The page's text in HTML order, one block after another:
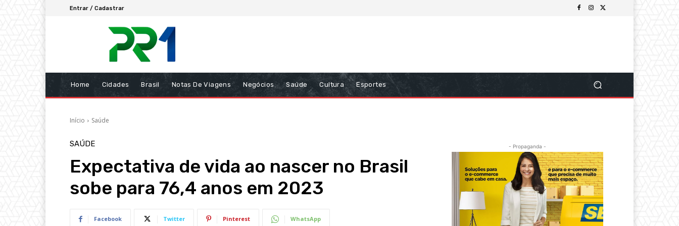
Entrar / Cadastrar
Home Cidades Brasil Notas De Viagens Negócios Saúde Cultura Esportes
Início Saúde
SAÚDE
Expectativa de vida ao nascer no Brasil
sobe para 76,4 anos em 2023
Facebook Twitter Pinterest WhatsApp
- Propaganda -